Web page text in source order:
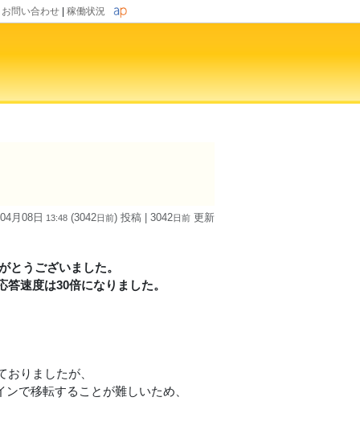
お問い合わせ 稼働状況
月08日 13:48 (3042日前) 投稿 | 3042日前 更新
とうございました。
速度は30倍になりました。
りましたが、
で移転することが難しいため、